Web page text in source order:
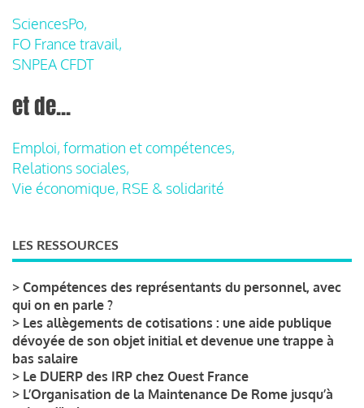
SciencesPo,
FO France travail,
SNPEA CFDT
et de...
Emploi, formation et compétences,
Relations sociales,
Vie économique, RSE & solidarité
LES RESSOURCES
> Compétences des représentants du personnel, avec
qui on en parle ?
> Les allègements de cotisations : une aide publique
dévoyée de son objet initial et devenue une trappe à
bas salaire
> Le DUERP des IRP chez Ouest France
> L’Organisation de la Maintenance De Rome jusqu’à